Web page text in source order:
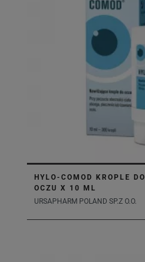
HYLO-COMOD KROPLE DO
OCZU X 10 ML
URSAPHARM POLAND SP.Z O.O.